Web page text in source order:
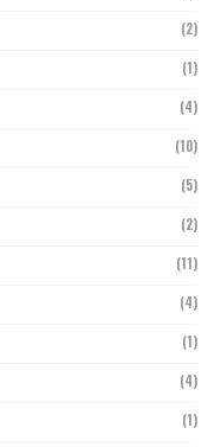
(2)
(1)
(4)
(10)
(5)
(2)
(11)
(4)
(1)
(4)
(1)